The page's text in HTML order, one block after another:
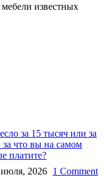
известных
за 15 тысяч или за
за что вы на самом
платите?
2026 1 Comment